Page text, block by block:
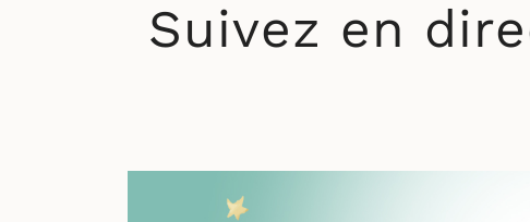
Suivez en